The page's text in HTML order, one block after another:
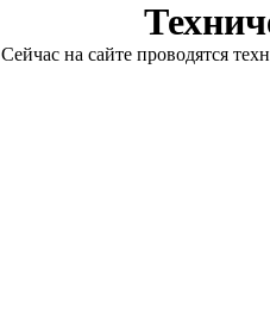
Сейчас на сайте проводятся